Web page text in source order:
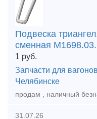
Подвеска
сменная
1 руб.
Запчасти для вагонов
Челябинске
31.07.26